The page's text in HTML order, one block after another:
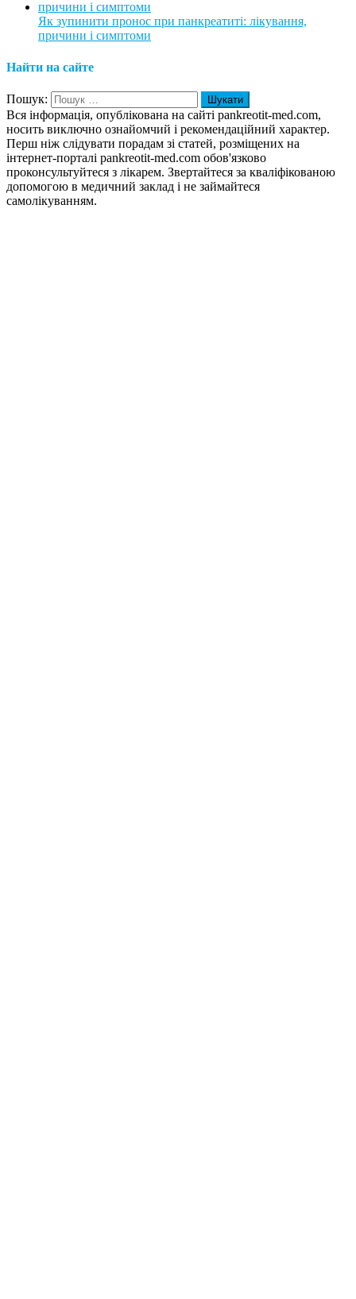
Як зупинити пронос при панкреатиті: лікування,
причини і симптоми
Найти на сайте
Пошук:
Вся інформація, опублікована на сайті pankreotit-med.com,
носить виключно ознайомчий і рекомендаційний характер.
Перш ніж слідувати порадам зі статей, розміщених на
інтернет-порталі pankreotit-med.com обов'язково
проконсультуйтеся з лікарем. Звертайтеся за кваліфікованою
допомогою в медичний заклад і не займайтеся
самолікуванням.